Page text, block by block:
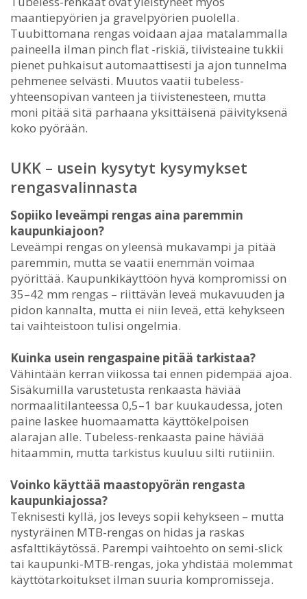
maantiepyörien ja gravelpyörien puolella.
Tuubittomana rengas voidaan ajaa matalammalla
paineella ilman pinch flat -riskiä, tiivisteaine tukkii
pienet puhkaisut automaattisesti ja ajon tunnelma
pehmenee selvästi. Muutos vaatii tubeless-
yhteensopivan vanteen ja tiivistenesteen, mutta
moni pitää sitä parhaana yksittäisenä päivityksenä
koko pyörään.
UKK – usein kysytyt kysymykset
rengasvalinnasta
Sopiiko leveämpi rengas aina paremmin
kaupunkiajoon?
Leveämpi rengas on yleensä mukavampi ja pitää
paremmin, mutta se vaatii enemmän voimaa
pyörittää. Kaupunkikäyttöön hyvä kompromissi on
35–42 mm rengas – riittävän leveä mukavuuden ja
pidon kannalta, mutta ei niin leveä, että kehykseen
tai vaihteistoon tulisi ongelmia.
Kuinka usein rengaspaine pitää tarkistaa?
Vähintään kerran viikossa tai ennen pidempää ajoa.
Sisäkumilla varustetusta renkaasta häviää
normaalitilanteessa 0,5–1 bar kuukaudessa, joten
paine laskee huomaamatta käyttökelpoisen
alarajan alle. Tubeless-renkaasta paine häviää
hitaammin, mutta tarkistus kuuluu silti rutiiniin.
Voinko käyttää maastopyörän rengasta
kaupunkiajossa?
Teknisesti kyllä, jos leveys sopii kehykseen – mutta
nystyräinen MTB-rengas on hidas ja raskas
asfalttikäytössä. Parempi vaihtoehto on semi-slick
tai kaupunki-MTB-rengas, joka yhdistää molemmat
käyttötarkoitukset ilman suuria kompromisseja.